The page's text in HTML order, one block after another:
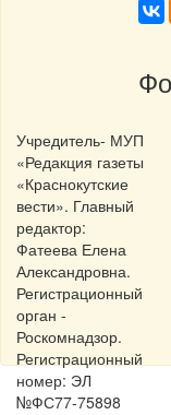
Учредитель- МУП
«Редакция газеты
«Краснокутские
вести». Главный
редактор:
Фатеева Елена
Александровна.
Регистрационный
орган -
Роскомнадзор.
Регистрационный
номер: ЭЛ
№ФС77-75898